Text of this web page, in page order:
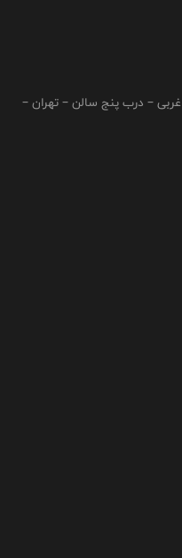
– درب پنج سالن – تهران –